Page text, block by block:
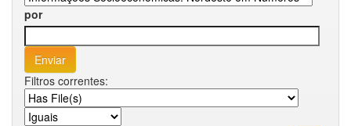
por
Filtros correntes: